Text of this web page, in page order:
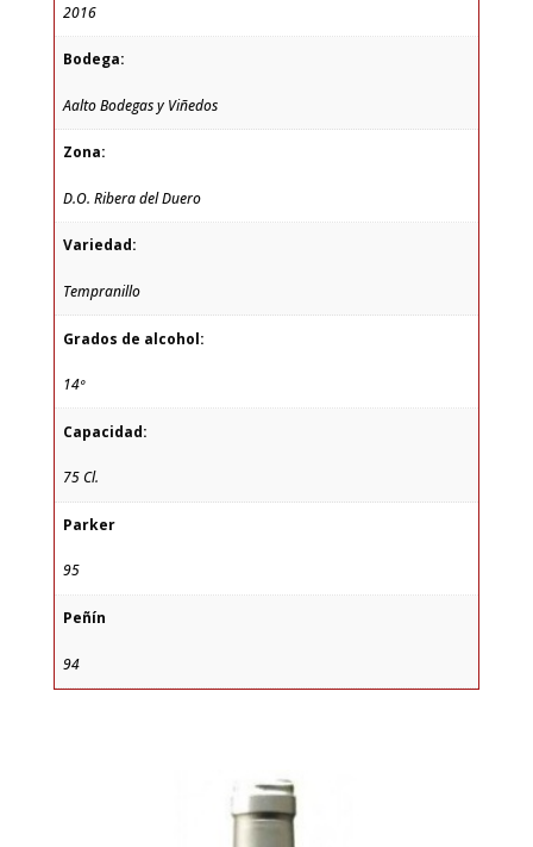
2016
Bodega:
Aalto Bodegas y Viñedos
Zona:
D.O. Ribera del Duero
Variedad:
Tempranillo
Grados de alcohol:
14º
Capacidad:
75 Cl.
Parker
95
Peñín
94